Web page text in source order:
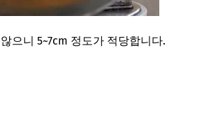
으니 5~7cm 정도가 적당합니다.